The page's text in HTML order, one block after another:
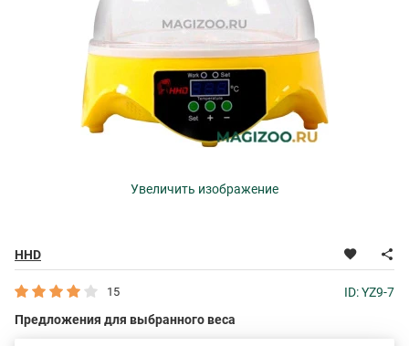
HHD
Увеличить изображение
15
ID: YZ9-7
Предложения для выбранного веса